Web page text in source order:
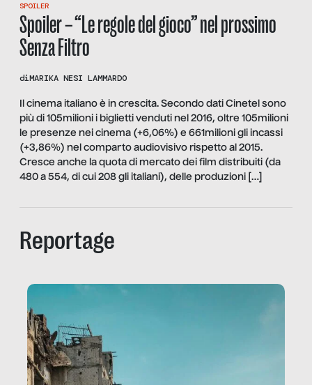
SPOILER
Spoiler – “Le regole del gioco” nel prossimo
Senza Filtro
diMARIKA NESI LAMMARDO
Il cinema italiano è in crescita. Secondo dati Cinetel sono
più di 105milioni i biglietti venduti nel 2016, oltre 105milioni
le presenze nei cinema (+6,06%) e 661milioni gli incassi
(+3,86%) nel comparto audiovisivo rispetto al 2015.
Cresce anche la quota di mercato dei film distribuiti (da
480 a 554, di cui 208 gli italiani), delle produzioni […]
Reportage